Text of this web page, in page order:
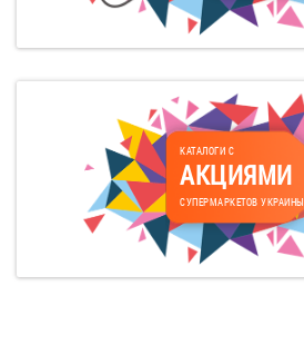
КАТАЛОГИ С
АКЦИЯМИ
СУПЕРМАРКЕТОВ УКРАИНЫ